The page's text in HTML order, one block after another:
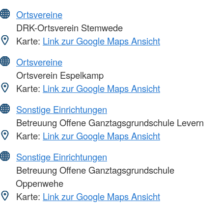
Ortsvereine
DRK-Ortsverein Stemwede
Karte: Link zur Google Maps Ansicht
Ortsvereine
Ortsverein Espelkamp
Karte: Link zur Google Maps Ansicht
Sonstige Einrichtungen
Betreuung Offene Ganztagsgrundschule Levern
Karte: Link zur Google Maps Ansicht
Sonstige Einrichtungen
Betreuung Offene Ganztagsgrundschule
Oppenwehe
Karte: Link zur Google Maps Ansicht